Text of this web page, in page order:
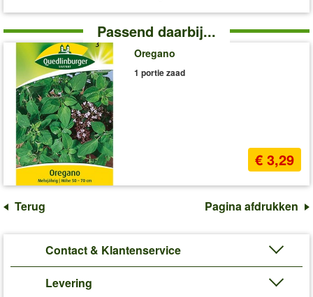
Passend daarbij...
Oregano
1 portie zaad
€ 3,29
Terug Pagina afdrukken
Contact & Klantenservice
Levering